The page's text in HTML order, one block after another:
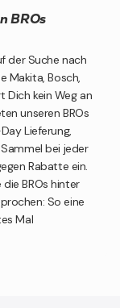
BROs
der Suche nach
Makita, Bosch,
Dich kein Weg an
unseren BROs
Lieferung,
bei jeder
Rabatte ein.
BROs hinter
So eine
Mal